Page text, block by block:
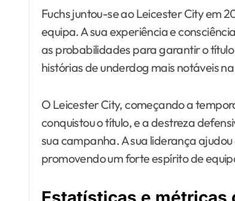
Fuchs juntou-se ao Leicester City em
equipa. A sua experiência e
as probabilidades para garantir o
histórias de underdog mais notáveis
O Leicester City, começando a
conquistou o título, e a destreza
sua campanha. A sua liderança
promovendo um forte espírito de